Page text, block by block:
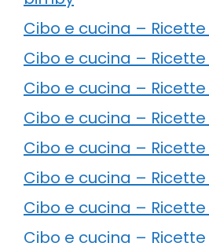
Cibo e cucina –
Cibo e cucina –
Cibo e cucina –
Cibo e cucina –
Cibo e cucina –
Cibo e cucina –
Cibo e cucina –
Cibo e cucina –